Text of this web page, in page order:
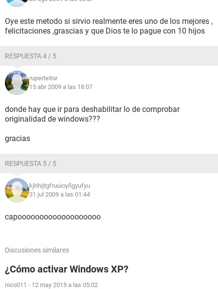
Oye este metodo si sirvio realmente eres uno de los mejores ,
felicitaciones ,grascias y que Dios te lo pague con 10 hijos
RESPUESTA 4 / 5
ruperteitor
15 abr 2009 a las 18:07
donde hay que ir para deshabilitar lo de comprobar
originalidad de windows???
gracias
RESPUESTA 5 / 5
kjhhijtgfruuioyñgyufyu
31 jul 2009 a las 01:44
capooooooooooooooooooo
Discusiones similares
¿Cómo activar Windows XP?
nico011 - 12 may 2015 a las 05:02